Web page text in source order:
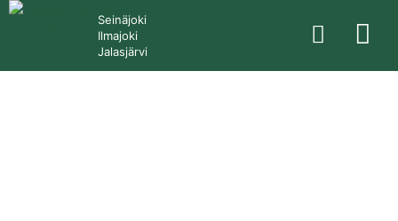
Seinäjoki
Ilmajoki
Jalasjärvi